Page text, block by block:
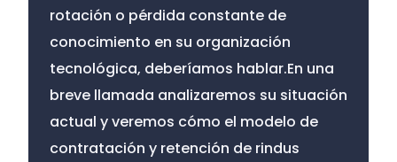
rotación o pérdida constante de
conocimiento en su organización
tecnológica, deberíamos hablar.En una
breve llamada analizaremos su situación
actual y veremos cómo el modelo de
contratación y retención de rindus